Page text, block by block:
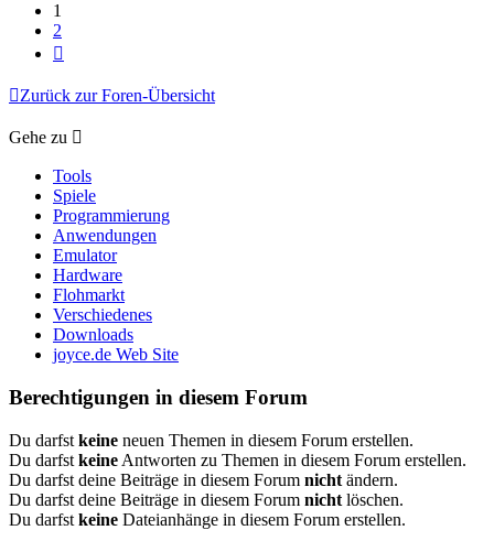
1
2
Zurück zur Foren-Übersicht
Gehe zu
Tools
Spiele
Programmierung
Anwendungen
Emulator
Hardware
Flohmarkt
Verschiedenes
Downloads
joyce.de Web Site
Berechtigungen in diesem Forum
Du darfst keine neuen Themen in diesem Forum erstellen.
Du darfst keine Antworten zu Themen in diesem Forum erstellen.
Du darfst deine Beiträge in diesem Forum nicht ändern.
Du darfst deine Beiträge in diesem Forum nicht löschen.
Du darfst keine Dateianhänge in diesem Forum erstellen.